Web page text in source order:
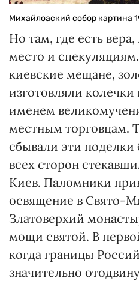
Михайлоаский собор картина
Но там, где есть вера,
место и
киевские мещане,
изготовляли колечки
именем
местным торговцам.
сбывали эти поделки
всех сторон
Киев. Паломники
освящение в Свято-
Златоверхий
мощи святой. В
когда границы
значительно